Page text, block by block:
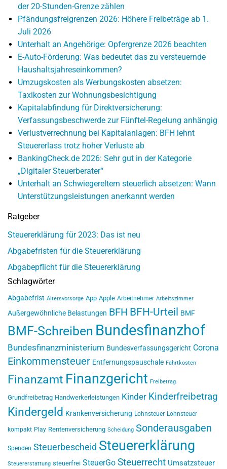
der 20-Stunden-Grenze zählen
Pfändungsfreigrenzen 2026: Höhere Freibeträge ab 1.
Juli 2026
Unterhalt an Angehörige: Opfergrenze 2026 beachten
E-Auto-Förderung: Was bedeutet das zu versteuernde
Haushaltsjahreseinkommen?
Umzugskosten als Werbungskosten absetzen:
Taxikosten zur Wohnungsbesichtigung
Kapitalabfindung für Direktversicherung:
Verfassungsbeschwerde zur Fünftel-Regelung anhängig
Verlustverrechnung bei Kapitalanlagen: BFH lehnt
Steuererlass trotz hoher Verluste ab
BankingCheck.de 2026: Sehr gut in der Kategorie
„Digitaler Steuerberater“
Unterhalt an Schwiegereltern steuerlich absetzen: Wann
Unterstützungsleistungen anerkannt werden
Ratgeber
Steuererklärung für 2023: Das ist neu
Abgabefristen für die Steuererklärung
Abgabepflicht für die Steuererklärung
Schlagwörter
Abgabefrist Altersvorsorge App Apple Arbeitnehmer Arbeitszimmer
Außergewöhnliche Belastungen BFH BFH-Urteil BMF
BMF-Schreiben Bundesfinanzhof
Bundesfinanzministerium Bundesverfassungsgericht Corona
Einkommensteuer Entfernungspauschale Fahrtkosten
Finanzamt Finanzgericht Freibetrag
Grundfreibetrag Handwerkerleistungen Kinder Kinderfreibetrag
Kindergeld Krankenversicherung Lohnsteuer Lohnsteuer
kompakt Play Rentenversicherung Scheidung Sonderausgaben
Spenden Steuerbescheid Steuererklärung
Steuererstattung steuerfrei SteuerGo Steuerrecht Umsatzsteuer